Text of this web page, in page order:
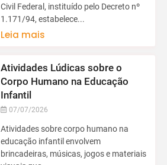
Civil Federal, instituído pelo Decreto nº
1.171/94, estabelece...
Leia mais
Atividades Lúdicas sobre o
Corpo Humano na Educação
Infantil
07/07/2026
Atividades sobre corpo humano na
educação infantil envolvem
brincadeiras, músicas, jogos e materiais